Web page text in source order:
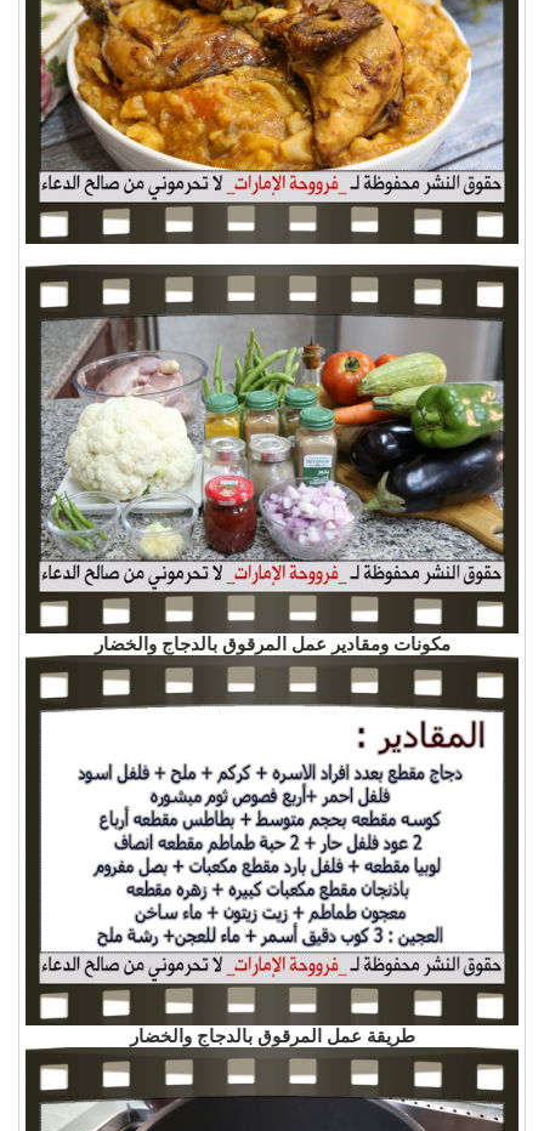
مكونات ومقادير عمل المرقوق بالدجاج والخضار
طريقة عمل المرقوق بالدجاج والخضار